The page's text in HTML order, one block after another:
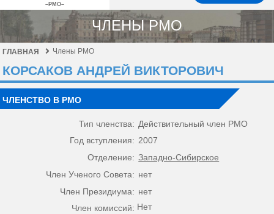
–РМО–
ЧЛЕНЫ РМО
ГЛАВНАЯ Члены РМО
КОРСАКОВ АНДРЕЙ ВИКТОРОВИЧ
ЧЛЕНСТВО В РМО
Тип членства: Действительный член РМО
Год вступления: 2007
Отделение: Западно-Сибирское
Член Ученого Совета: нет
Член Президиума: нет
Член комиссий: Нет